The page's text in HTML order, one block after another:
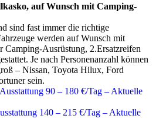
Ergänzung zum
inzwischen mehrere Optionen an:
oder komplette private
auch entlegene Highlights des
3 Wochen Reisedauer erreichbar.
Touren oder mehrtägige
volle Flexibilität und Sie erreichen
eigenen Mietwagen nicht oder schwer
Regionalflüge
decken inzwischen die
des Landes ab: Windhoek, Sossusvlei,
auf Wunsch mit Camping-
sind fast immer die richtige
werden auf Wunsch mit
Camping-Ausrüstung, 2.Ersatzreifen
Je nach Personenanzahl können
– Nissan, Toyota Hilux, Ford
sein.
90 – 180 €/Tag – Aktuelle
140 – 215 €/Tag – Aktuelle